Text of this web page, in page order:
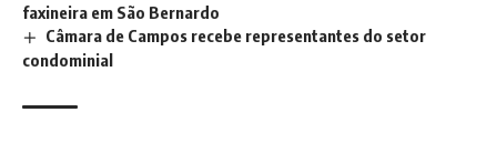
faxineira em São Bernardo
Câmara de Campos recebe representantes do setor
condominial